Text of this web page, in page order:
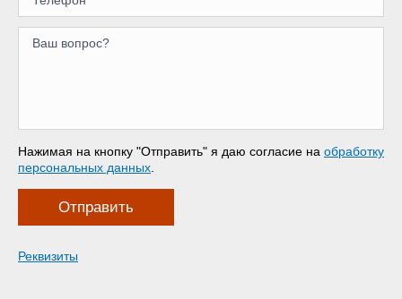
Нажимая на кнопку "Отправить" я даю согласие на обработку
персональных данных
Отправить
Реквизиты